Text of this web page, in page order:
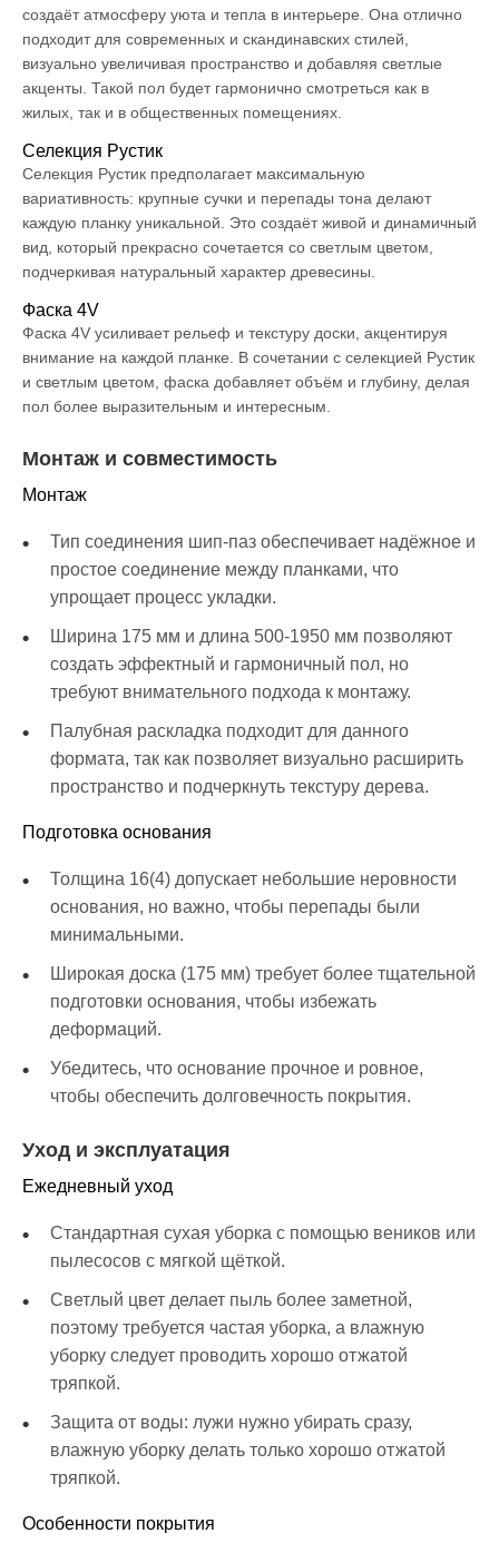
создаёт атмосферу уюта и тепла в интерьере. Она отлично
подходит для современных и скандинавских стилей,
визуально увеличивая пространство и добавляя светлые
акценты. Такой пол будет гармонично смотреться как в
жилых, так и в общественных помещениях.
Селекция Рустик
Селекция Рустик предполагает максимальную
вариативность: крупные сучки и перепады тона делают
каждую планку уникальной. Это создаёт живой и динамичный
вид, который прекрасно сочетается со светлым цветом,
подчеркивая натуральный характер древесины.
Фаска 4V
Фаска 4V усиливает рельеф и текстуру доски, акцентируя
внимание на каждой планке. В сочетании с селекцией Рустик
и светлым цветом, фаска добавляет объём и глубину, делая
пол более выразительным и интересным.
Монтаж и совместимость
Монтаж
Тип соединения шип-паз обеспечивает надёжное и
простое соединение между планками, что
упрощает процесс укладки.
Ширина 175 мм и длина 500-1950 мм позволяют
создать эффектный и гармоничный пол, но
требуют внимательного подхода к монтажу.
Палубная раскладка подходит для данного
формата, так как позволяет визуально расширить
пространство и подчеркнуть текстуру дерева.
Подготовка основания
Толщина 16(4) допускает небольшие неровности
основания, но важно, чтобы перепады были
минимальными.
Широкая доска (175 мм) требует более тщательной
подготовки основания, чтобы избежать
деформаций.
Убедитесь, что основание прочное и ровное,
чтобы обеспечить долговечность покрытия.
Уход и эксплуатация
Ежедневный уход
Стандартная сухая уборка с помощью веников или
пылесосов с мягкой щёткой.
Светлый цвет делает пыль более заметной,
поэтому требуется частая уборка, а влажную
уборку следует проводить хорошо отжатой
тряпкой.
Защита от воды: лужи нужно убирать сразу,
влажную уборку делать только хорошо отжатой
тряпкой.
Особенности покрытия